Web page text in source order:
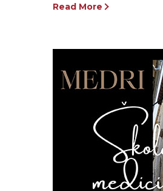
Read More